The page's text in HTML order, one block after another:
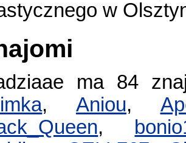
w
ma 84
, Aniou,
,